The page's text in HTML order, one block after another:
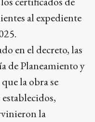
al expediente
en el decreto, las
de Planeamiento y
la obra se
la